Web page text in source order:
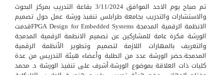
تم صباح يوم الاحد الموافق 3/11/2024 بقاعة التدريب بمركز البحوث
والاستشارات والتدريب بجامعة طرابلس تنفيذ ورشة عمل حول تصميم
الانظمة الرقمية المدمجة FPGA Design for Embedded Systemsقدمت
الورشة فكرة عامة للمشاركين عن تصميم الانظمة الرقمية المدمجة
والتعريف بالمهارات اللازمة لتصميم وتطوير الأنظمة الرقمية
المدمجة.حضر الورشة عدد من الطلبة وأعضاء هيئة التدريس من عدة
كليات ذات العلاقة بموضوع الورشة.أشرف على تنفيذ الورشة د. محمد